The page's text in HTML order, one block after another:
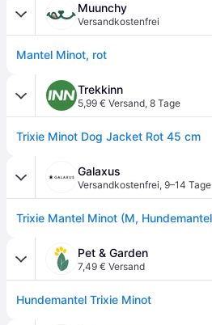
Muunchy
Versandkostenfrei
Mantel Minot, rot
Trekkinn
5,99 € Versand, 8 Tage
Trixie Minot Dog Jacket Rot 45 cm
Galaxus
Versandkostenfrei, 9–14 Tage
Pet & Garden
7,49 € Versand
Hundemantel Trixie Minot